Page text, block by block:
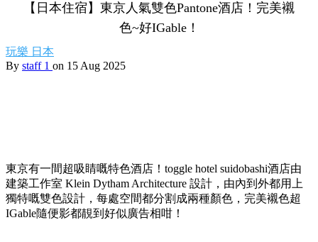
【日本住宿】東京人氣雙色Pantone酒店！完美襯
色~好IGable！
玩樂 日本
By staff 1 on 15 Aug 2025
東京有一間超吸睛嘅特色酒店！toggle hotel suidobashi酒店由
建築工作室 Klein Dytham Architecture 設計，由內到外都用上
獨特嘅雙色設計，每處空間都分割成兩種顏色，完美襯色超
IGable隨便影都靚到好似廣告相咁！